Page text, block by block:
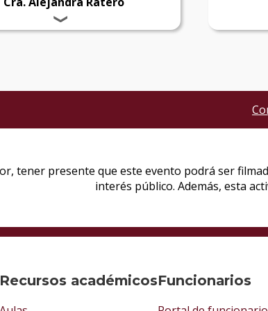
Recursos académicosFuncionarios